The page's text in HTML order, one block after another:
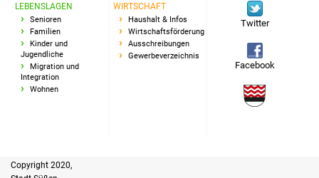
Ausschreibung
Beschränkte
Ausschreibung
Freihändige Vergabe
LEBENSLAGEN
Senioren
Familien
Kinder und
Jugendliche
Migration und
Integration
Wohnen
WIRTSCHAFT
Haushalt & Infos
Wirtschaftsförderung
Ausschreibungen
Gewerbeverzeichnis
Twitter
Facebook
Copyright 2020,